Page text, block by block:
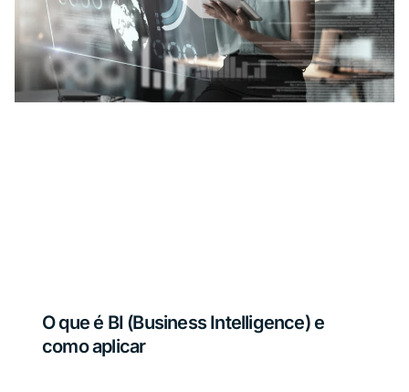
O que é BI (Business Intelligence) e
como aplicar